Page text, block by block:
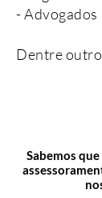
- Advogados
Dentre
Sabemos